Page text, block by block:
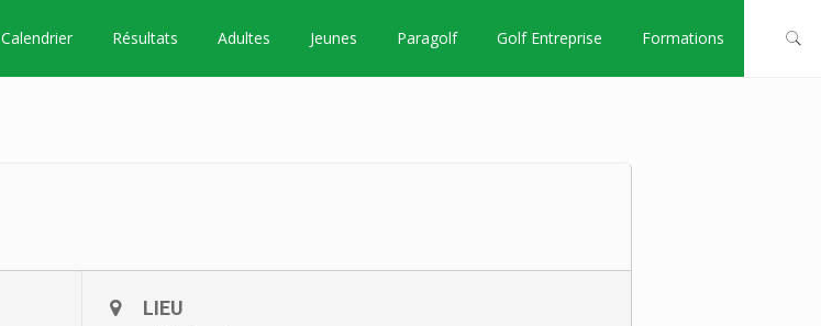
Calendrier Résultats Adultes Jeunes Paragolf Golf Entreprise Formations
LIEU